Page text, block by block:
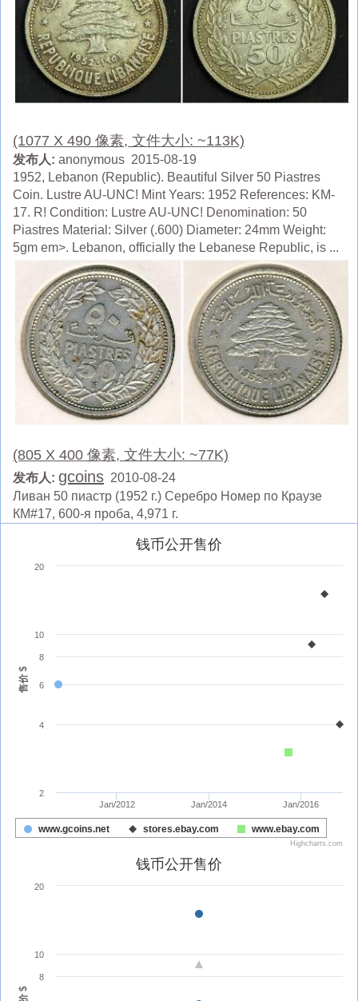
(1077 X 490 像素, 文件大小: ~113K)
发布人: anonymous 2015-08-19
1952, Lebanon (Republic). Beautiful Silver 50 Piastres
Coin. Lustre AU-UNC! Mint Years: 1952 References: KM-
17. R! Condition: Lustre AU-UNC! Denomination: 50
Piastres Material: Silver (.600) Diameter: 24mm Weight:
5gm em>. Lebanon, officially the Lebanese Republic, is ...
(805 X 400 像素, 文件大小: ~77K)
发布人: gcoins 2010-08-24
Ливан 50 пиастр (1952 г.) Серебро Номер по Краузе
КМ#17, 600-я проба, 4,971 г.